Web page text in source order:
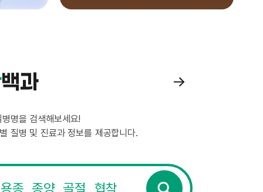
백과
명을 검색해보세요!
질병 및 진료과 정보를 제공합니다.
질
기